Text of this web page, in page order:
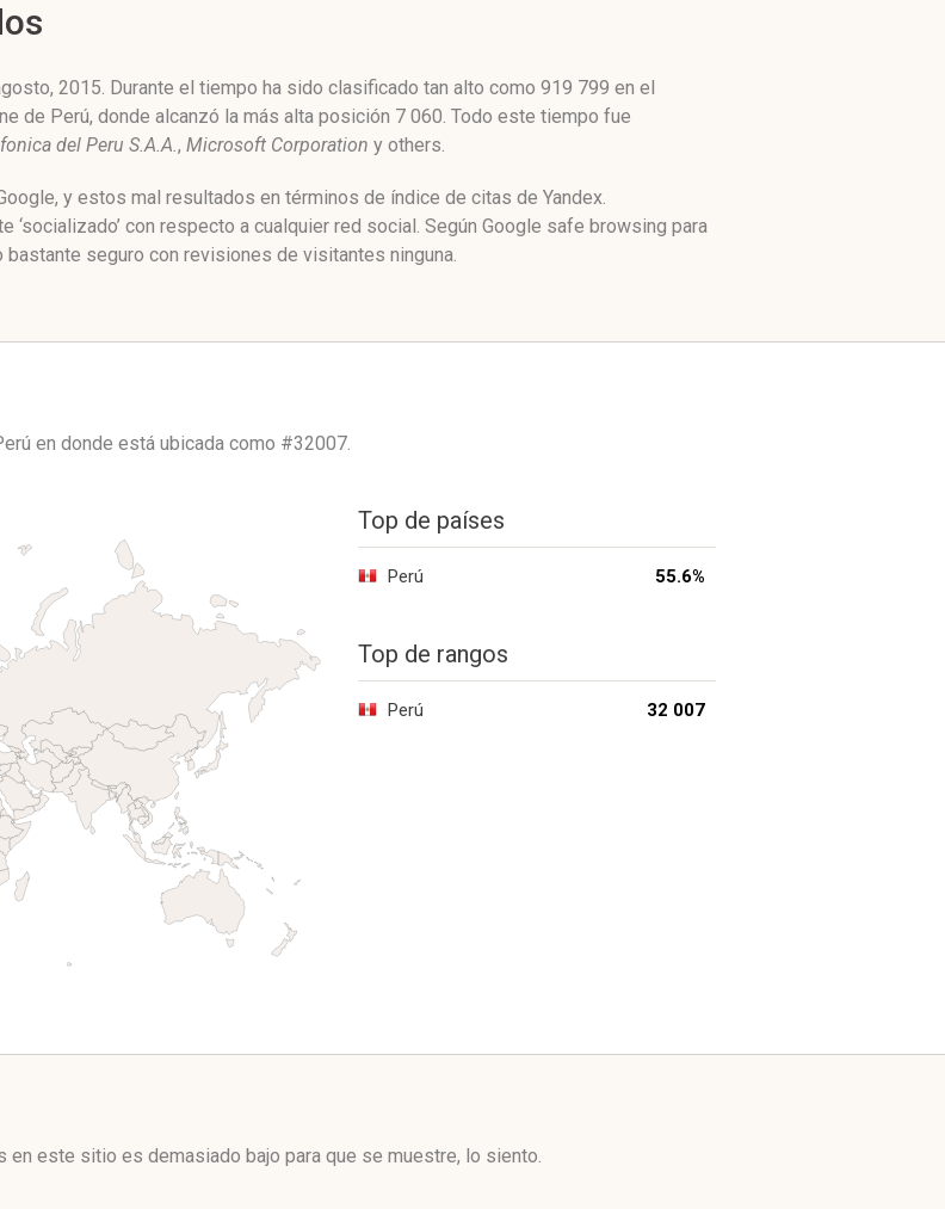
2015. Durante el tiempo ha sido clasificado tan alto como 919 799 en el
de Perú, donde alcanzó la más alta posición 7 060. Todo este tiempo fue
del Peru S.A.A., Microsoft Corporation y others.
y estos mal resultados en términos de índice de citas de Yandex.
‘socializado’ con respecto a cualquier red social. Según Google safe browsing para
seguro con revisiones de visitantes ninguna.
en donde está ubicada como #32007.
Top de países
Perú 55.6%
Top de rangos
Perú 32 007
este sitio es demasiado bajo para que se muestre, lo siento.